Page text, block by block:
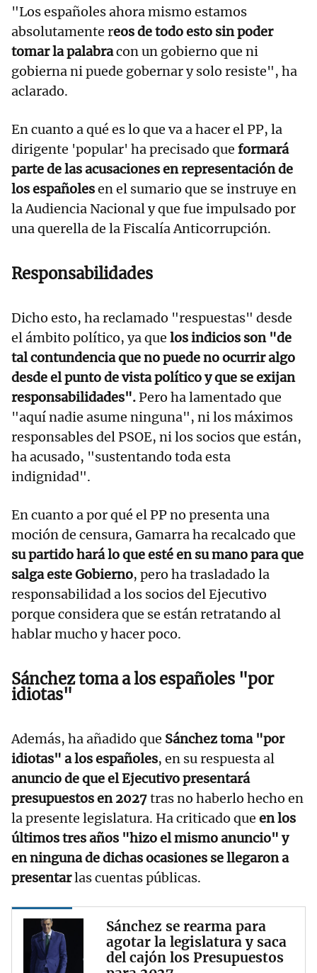
"Los españoles ahora mismo estamos
absolutamente reos de todo esto sin poder
tomar la palabracon un gobierno que ni
gobierna ni puede gobernar y solo resiste", ha
aclarado.
En cuanto a qué es lo que va a hacer el PP, la
dirigente 'popular' ha precisado que formará
parte de las acusaciones en representación de
los españolesen el sumario que se instruye en
la Audiencia Nacional y que fue impulsado por
una querella de la Fiscalía Anticorrupción.
Responsabilidades
Dicho esto, ha reclamado "respuestas" desde
el ámbito político, ya que los indicios son "de
tal contundencia que no puede no ocurrir algo
desde el punto de vista político y que se exijan
responsabilidades".Pero ha lamentado que
"aquí nadie asume ninguna", ni los máximos
responsables del PSOE, ni los socios que están,
ha acusado, "sustentando toda esta
indignidad".
En cuanto a por qué el PP no presenta una
moción de censura, Gamarra ha recalcado que
su partido hará lo que esté en su mano para que
salga este Gobierno, pero ha trasladado la
responsabilidad a los socios del Ejecutivo
porque considera que se están retratando al
hablar mucho y hacer poco.
Sánchez toma a los españoles "por
idiotas"
Además, ha añadido que Sánchez toma "por
idiotas" a los españoles, en su respuesta al
anuncio de que el Ejecutivo presentará
presupuestos en 2027tras no haberlo hecho en
la presente legislatura. Ha criticado que en los
últimos tres años "hizo el mismo anuncio" y
en ninguna de dichas ocasiones se llegaron a
presentarlas cuentas públicas.
Sánchez se rearma para
agotar la legislatura y saca
del cajón los Presupuestos